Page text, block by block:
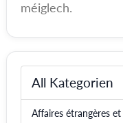
méiglech.
All Kategorien
Affaires étrangères